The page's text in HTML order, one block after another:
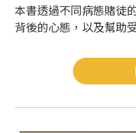
本書透過不同病態賭徒
背後的心態，以及幫助